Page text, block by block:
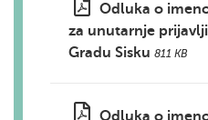
Odluka o
za unutarnje
Gradu Sisku 811 KB
Odluka o